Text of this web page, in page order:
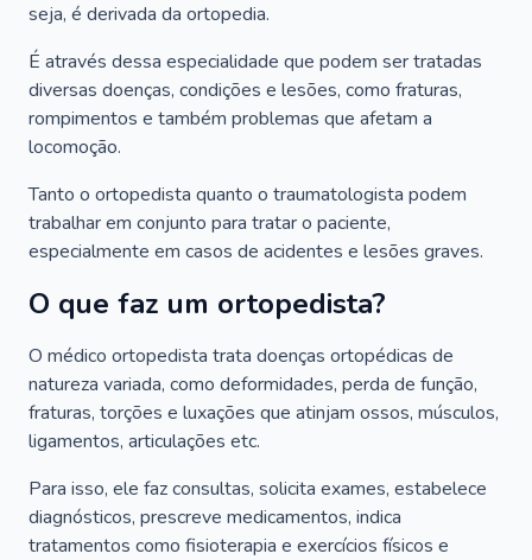
seja, é derivada da ortopedia.
É através dessa especialidade que podem ser tratadas
diversas doenças, condições e lesões, como fraturas,
rompimentos e também problemas que afetam a
locomoção.
Tanto o ortopedista quanto o traumatologista podem
trabalhar em conjunto para tratar o paciente,
especialmente em casos de acidentes e lesões graves.
O que faz um ortopedista?
O médico ortopedista trata doenças ortopédicas de
natureza variada, como deformidades, perda de função,
fraturas, torções e luxações que atinjam ossos, músculos,
ligamentos, articulações etc.
Para isso, ele faz consultas, solicita exames, estabelece
diagnósticos, prescreve medicamentos, indica
tratamentos como fisioterapia e exercícios físicos e